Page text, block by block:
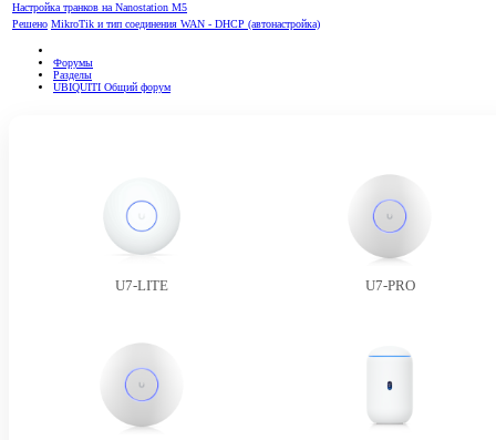
Настройка транков на Nanostation M5
Решено MikroTik и тип соединения WAN - DHCP (автонастройка)
Форумы
Разделы
UBIQUITI Общий форум
U7-LITE U7-PRO